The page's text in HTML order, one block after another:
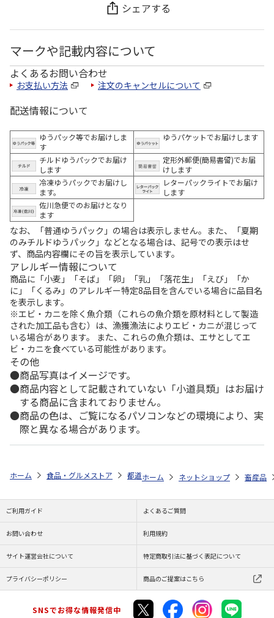
シェアする
マークや記載内容について
よくあるお問い合わせ
お支払い方法 注文のキャンセルについて
配送情報について
ゆうパック等でお届けしま
す
ゆうパケットでお届けします
チルドゆうパックでお届け
します
定形外郵便(簡易書留)でお届
けします
冷凍ゆうパックでお届けし
ます。
レターパックライトでお届け
します
佐川急便でのお届けとなり
ます
なお、「普通ゆうパック」の場合は表示しません。また、「夏期
のみチルドゆうパック」などとなる場合は、記号での表示はせ
ず、商品内容欄にその旨を表示しています。
アレルギー情報について
商品に「小麦」「そば」「卵」「乳」「落花生」「えび」「か
に」「くるみ」のアレルギー特定8品目を含んでいる場合に品目名
を表示します。
※エビ・カニを除く魚介類（これらの魚介類を原材料として製造
された加工品も含む）は、漁獲漁法によりエビ・カニが混じって
いる場合があります。 また、これらの魚介類は、エサとしてエ
ビ・カニを食べている可能性があります。
その他
商品写真はイメージです。
商品内容として記載されていない「小道具類」はお届け
する商品に含まれておりません。
商品の色は、ご覧になるパソコンなどの環境により、実
際と異なる場合があります。
ホーム 食品・グルメストア 都道府県から探す 長野県 つるし燻
ホーム ネットショップ 畜産品
ご利用ガイド よくあるご質問
お問い合わせ 利用規約
サイト運営会社について 特定商取引法に基づく表記について
プライバシーポリシー 商品のご提案はこちら
SNSでお得な情報発信中